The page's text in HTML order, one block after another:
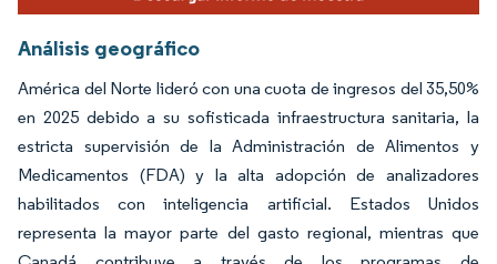
Análisis geográfico
América del Norte lideró con una cuota de ingresos del 35,50%
en 2025 debido a su sofisticada infraestructura sanitaria, la
estricta supervisión de la Administración de Alimentos y
Medicamentos (FDA) y la alta adopción de analizadores
habilitados con inteligencia artificial. Estados Unidos
representa la mayor parte del gasto regional, mientras que